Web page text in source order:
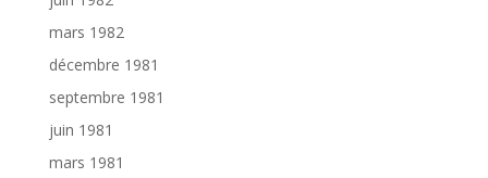
mars 1982
décembre 1981
septembre 1981
juin 1981
mars 1981